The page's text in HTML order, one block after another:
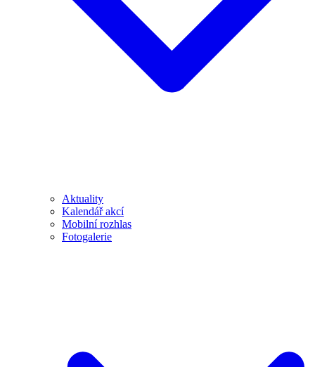
Aktuality
Kalendář akcí
Mobilní rozhlas
Fotogalerie